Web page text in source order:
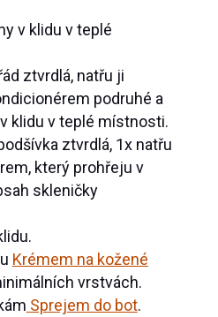
v klidu v teplé
ztvrdlá, natřu ji
podruhé a
klidu v teplé místnosti.
ztvrdlá, 1x natřu
který prohřeju v
skleničky
Krémem na kožené
vrstvách.
Sprejem do bot.